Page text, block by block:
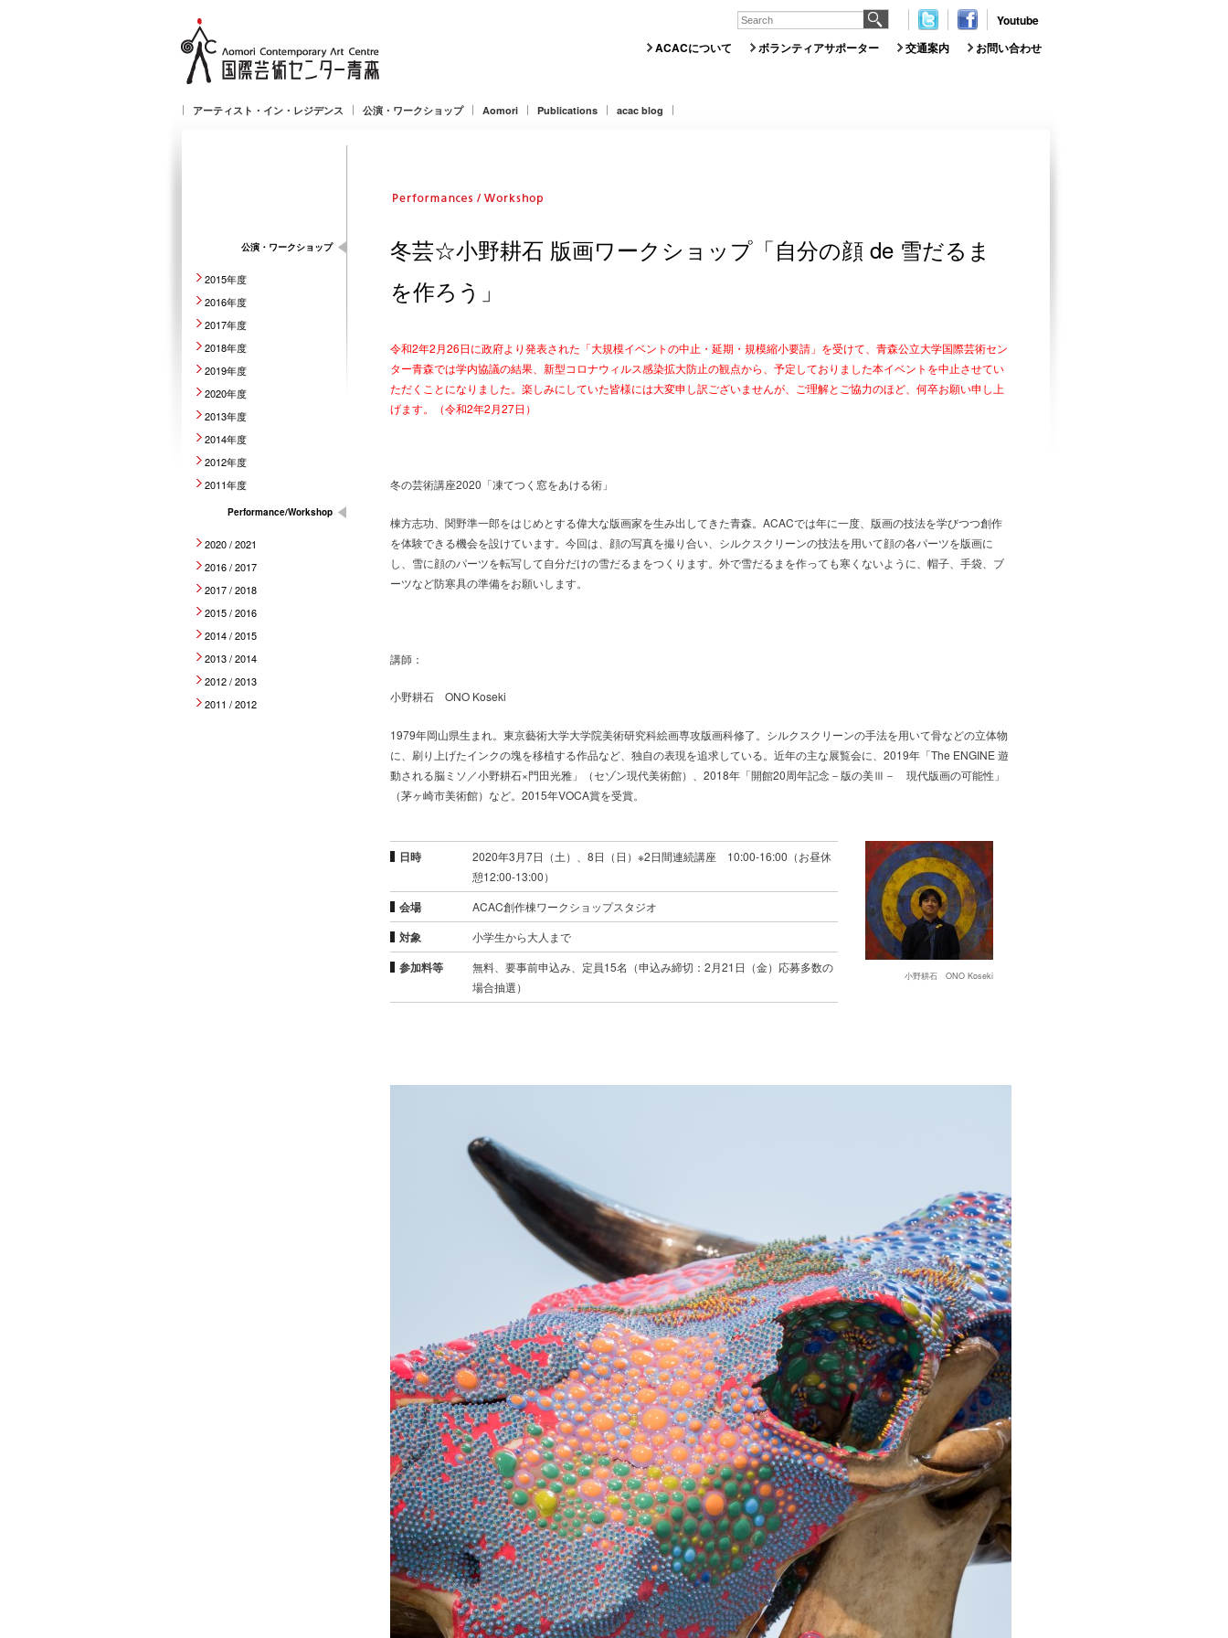
Youtube
ACACについて
ボランティアサポーター 交通案内 お問い合わせ
アーティスト・イン・レジデンス 公演・ワークショップ Aomori Publications acac blog
冬芸☆小野耕石 版画ワークショップ「自分の顔 de 雪だるま
を作ろう」
令和2年2月26日に政府より発表された「大規模イベントの中止・延期・規模縮小要請」を受けて、青森公立大学国際芸術セン
ター青森では学内協議の結果、新型コロナウィルス感染拡大防止の観点から、予定しておりました本イベントを中止させてい
ただくことになりました。楽しみにしていた皆様には大変申し訳ございませんが、ご理解とご協力のほど、何卒お願い申し上
げます。（令和2年2月27日）
冬の芸術講座2020「凍てつく窓をあける術」
棟方志功、関野準一郎をはじめとする偉大な版画家を生み出してきた青森。ACACでは年に一度、版画の技法を学びつつ創作
を体験できる機会を設けています。今回は、顔の写真を撮り合い、シルクスクリーンの技法を用いて顔の各パーツを版画に
し、雪に顔のパーツを転写して自分だけの雪だるまをつくります。外で雪だるまを作っても寒くないように、帽子、手袋、ブ
ーツなど防寒具の準備をお願いします。
講師：
小野耕石 ONO Koseki
1979年岡山県生まれ。東京藝術大学大学院美術研究科絵画専攻版画科修了。シルクスクリーンの手法を用いて骨などの立体物
に、刷り上げたインクの塊を移植する作品など、独自の表現を追求している。近年の主な展覧会に、2019年「The ENGINE 遊
動される脳ミソ／小野耕石×門田光雅」（セゾン現代美術館）、2018年「開館20周年記念－版の美Ⅲ－ 現代版画の可能性」
（茅ヶ崎市美術館）など。2015年VOCA賞を受賞。
日時
2020年3月7日（土）、8日（日）※2日間連続講座 10:00-16:00（お昼休
憩12:00-13:00）
会場 ACAC創作棟ワークショップスタジオ
対象 小学生から大人まで
参加料等
無料、要事前申込み、定員15名（申込み締切：2月21日（金）応募多数の
場合抽選）
小野耕石 ONO Koseki
公演・ワークショップ
2015年度
2016年度
2017年度
2018年度
2019年度
2020年度
2013年度
2014年度
2012年度
2011年度
Performance/Workshop
2020 / 2021
2016 / 2017
2017 / 2018
2015 / 2016
2014 / 2015
2013 / 2014
2012 / 2013
2011 / 2012